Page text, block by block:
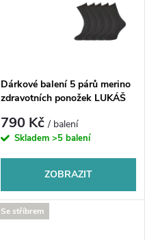
Dárkové balení 5 párů merino
zdravotních ponožek LUKÁŠ
790 Kč/ balení
Skladem >5 balení
ZOBRAZIT
Se stříbrem